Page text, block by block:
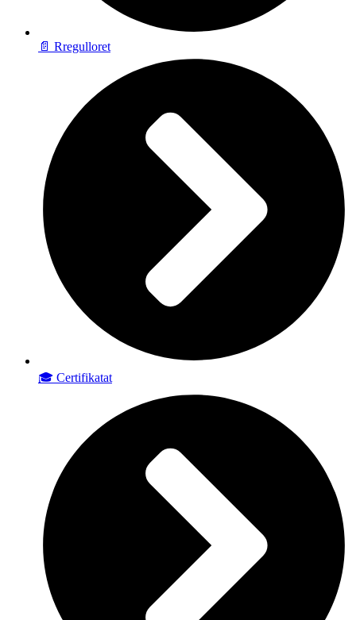
📄 Rregulloret
🎓 Certifikatat